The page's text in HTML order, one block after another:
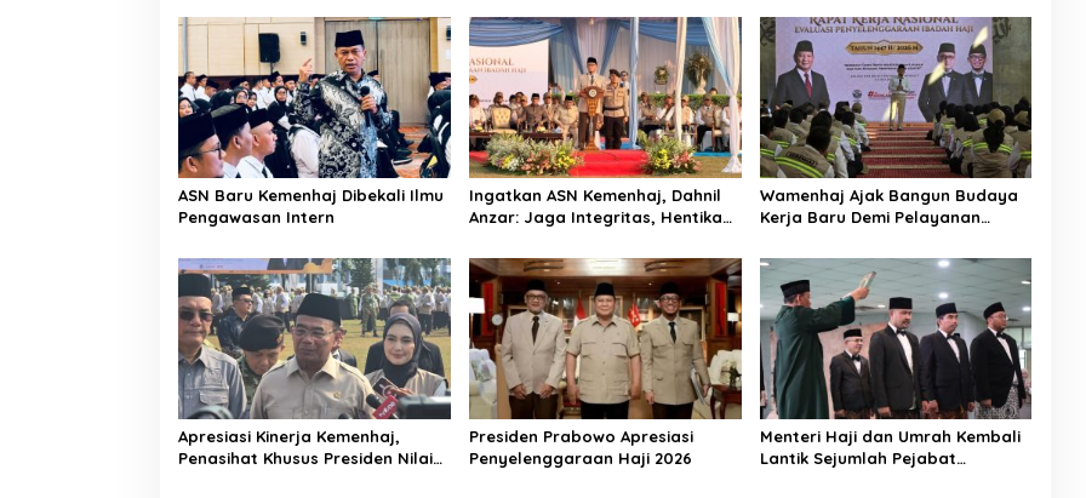
ASN Baru Kemenhaj Dibekali Ilmu
Pengawasan Intern
Ingatkan ASN Kemenhaj, Dahnil
Anzar: Jaga Integritas, Hentikan
sebagai Komoditas
Wamenhaj Ajak Bangun Budaya
Kerja Baru Demi Pelayanan
Apresiasi Kinerja Kemenhaj,
Penasihat Khusus Presiden Nilai
Presiden Prabowo Apresiasi
Penyelenggaraan Haji 2026
Menteri Haji dan Umrah Kembali
Lantik Sejumlah Pejabat